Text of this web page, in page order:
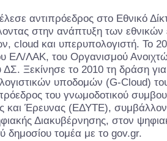
αντιπρόεδρος στο Εθνικό
στην ανάπτυξη των εθνικών
cloud και υπερυπολογιστή. Το
ΕΛ/ΛΑΚ, του Οργανισμού
ΔΣ. Ξεκίνησε το 2010 τη δράση
υποδομών (G-Cloud)
του γνωμοδοτικού
και Έρευνας (ΕΔΥΤΕ),
Διακυβέρνησης, στον
δημοσίου τομέα με το gov.gr.